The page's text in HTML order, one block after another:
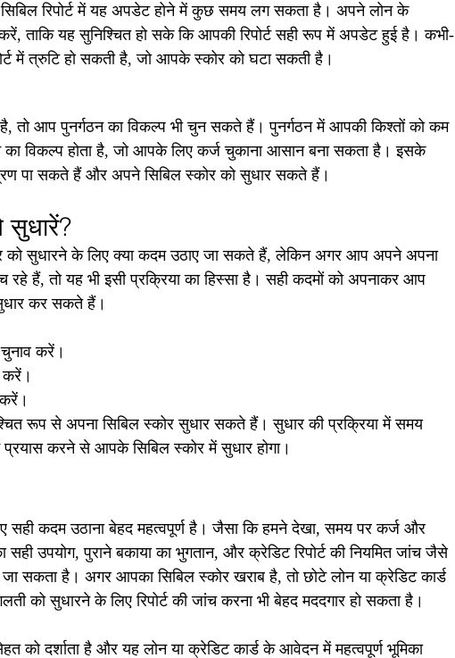
सिबिल रिपोर्ट में यह अपडेट होने में कुछ समय लग सकता है। अपने लोन के
ताकि यह सुनिश्चित हो सके कि आपकी रिपोर्ट सही रूप में अपडेट हुई है। कभी-
में त्रुटि हो सकती है, जो आपके स्कोर को घटा सकती है।
तो आप पुनर्गठन का विकल्प भी चुन सकते हैं। पुनर्गठन में आपकी किश्तों को कम
विकल्प होता है, जो आपके लिए कर्ज चुकाना आसान बना सकता है। इसके
पा सकते हैं और अपने सिबिल स्कोर को सुधार सकते हैं।
सुधारें?
को सुधारने के लिए क्या कदम उठाए जा सकते हैं, लेकिन अगर आप अपने अपना
रहे हैं, तो यह भी इसी प्रक्रिया का हिस्सा है। सही कदमों को अपनाकर आप
कर सकते हैं।
करें।
करें।
रूप से अपना सिबिल स्कोर सुधार सकते हैं। सुधार की प्रक्रिया में समय
करने से आपके सिबिल स्कोर में सुधार होगा।
सही कदम उठाना बेहद महत्वपूर्ण है। जैसा कि हमने देखा, समय पर कर्ज और
सही उपयोग, पुराने बकाया का भुगतान, और क्रेडिट रिपोर्ट की नियमित जांच जैसे
जा सकता है। अगर आपका सिबिल स्कोर खराब है, तो छोटे लोन या क्रेडिट कार्ड
को सुधारने के लिए रिपोर्ट की जांच करना भी बेहद मददगार हो सकता है।
को दर्शाता है और यह लोन या क्रेडिट कार्ड के आवेदन में महत्वपूर्ण भूमिका